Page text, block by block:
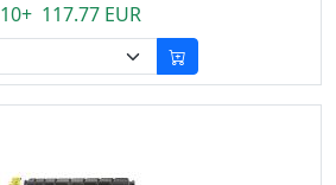
10+ 117.77 EUR